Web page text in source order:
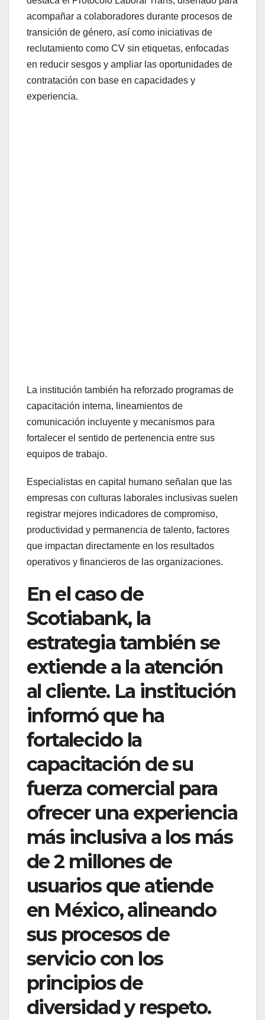
acompañar a colaboradores durante procesos de
transición de género, así como iniciativas de
reclutamiento como CV sin etiquetas, enfocadas
en reducir sesgos y ampliar las oportunidades de
contratación con base en capacidades y
experiencia.
La institución también ha reforzado programas de
capacitación interna, lineamientos de
comunicación incluyente y mecanismos para
fortalecer el sentido de pertenencia entre sus
equipos de trabajo.
Especialistas en capital humano señalan que las
empresas con culturas laborales inclusivas suelen
registrar mejores indicadores de compromiso,
productividad y permanencia de talento, factores
que impactan directamente en los resultados
operativos y financieros de las organizaciones.
En el caso de
Scotiabank, la
estrategia también se
extiende a la atención
al cliente. La institución
informó que ha
fortalecido la
capacitación de su
fuerza comercial para
ofrecer una experiencia
más inclusiva a los más
de 2 millones de
usuarios que atiende
en México, alineando
sus procesos de
servicio con los
principios de
diversidad y respeto.